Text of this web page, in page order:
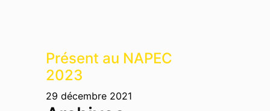
Présent au NAPEC
2023
29 décembre 2021